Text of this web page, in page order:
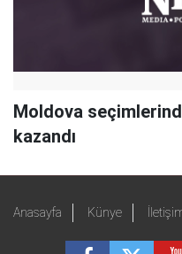
Moldova
kazandı
Anasayfa Künye